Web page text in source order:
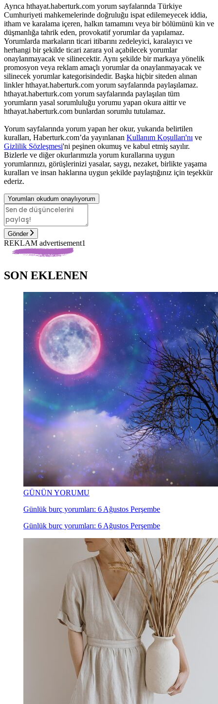
Ayrıca hthayat.haberturk.com yorum sayfalarında Türkiye
Cumhuriyeti mahkemelerinde doğruluğu ispat edilemeyecek iddia,
itham ve karalama içeren, halkın tamamını veya bir bölümünü kin ve
düşmanlığa tahrik eden, provokatif yorumlar da yapılamaz.
Yorumlarda markaların ticari itibarını zedeleyici, karalayıcı ve
herhangi bir şekilde ticari zarara yol açabilecek yorumlar
onaylanmayacak ve silinecektir. Aynı şekilde bir markaya yönelik
promosyon veya reklam amaçlı yorumlar da onaylanmayacak ve
silinecek yorumlar kategorisindedir. Başka hiçbir siteden alınan
linkler hthayat.haberturk.com yorum sayfalarında paylaşılamaz.
hthayat.haberturk.com yorum sayfalarında paylaşılan tüm
yorumların yasal sorumluluğu yorumu yapan okura aittir ve
hthayat.haberturk.com bunlardan sorumlu tutulamaz.
Yorum sayfalarında yorum yapan her okur, yukarıda belirtilen
kuralları, Haberturk.com’da yayınlanan Kullanım Koşulları'nı ve
Gizlilik Sözleşmesi'ni peşinen okumuş ve kabul etmiş sayılır.
Bizlerle ve diğer okurlarımızla yorum kurallarına uygun
yorumlarınızı, görüşlerinizi yasalar, saygı, nezaket, birlikte yaşama
kuralları ve insan haklarına uygun şekilde paylaştığınız için teşekkür
ederiz.
Yorumları okudum onaylıyorum
Gönder
REKLAM advertisement1
SON EKLENEN
GÜNÜN YORUMU
Günlük burç yorumları: 6 Ağustos Perşembe
Günlük burç yorumları: 6 Ağustos Perşembe